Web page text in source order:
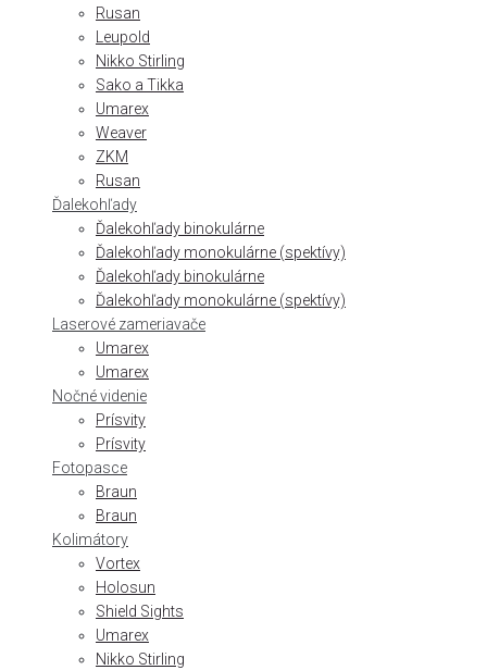
Rusan
Leupold
Nikko Stirling
Sako a Tikka
Umarex
Weaver
ZKM
Rusan
Ďalekohľady
Ďalekohľady binokulárne
Ďalekohľady monokulárne (spektívy)
Ďalekohľady binokulárne
Ďalekohľady monokulárne (spektívy)
Laserové zameriavače
Umarex
Umarex
Nočné videnie
Prísvity
Prísvity
Fotopasce
Braun
Braun
Kolimátory
Vortex
Holosun
Shield Sights
Umarex
Nikko Stirling